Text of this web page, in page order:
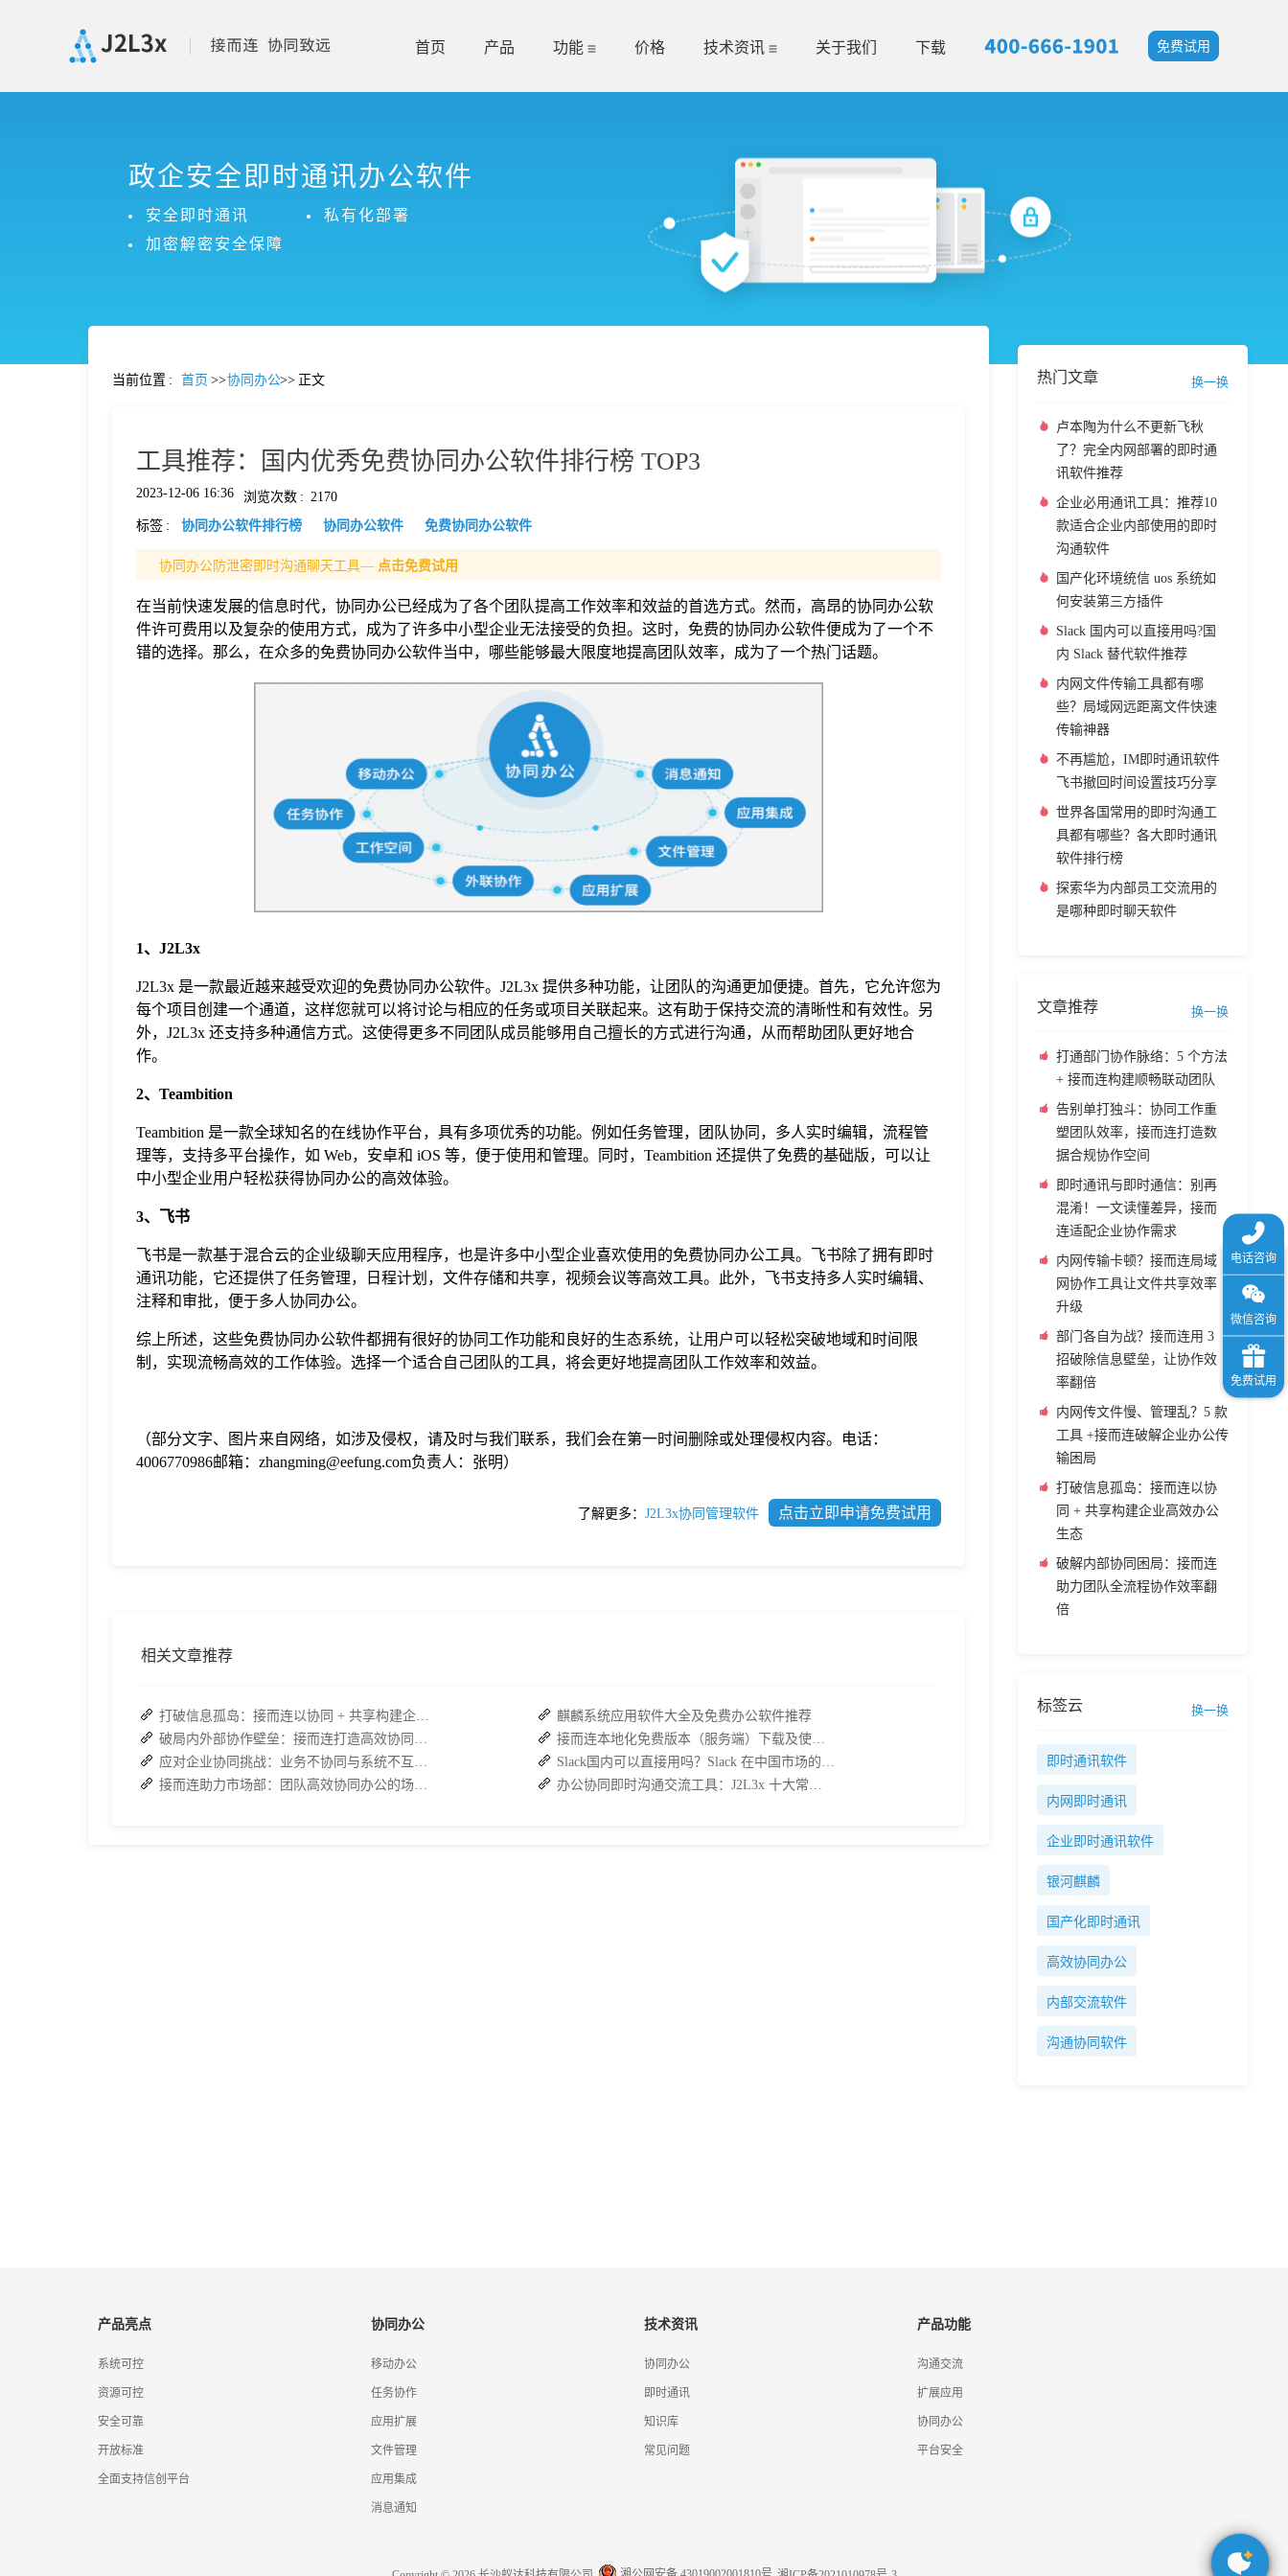
首页 产品 功能 价格 技术资讯 关于我们 下载 免费试用
政企安全即时通讯办公软件
安全即时通讯
私有化部署
加密解密安全保障
当前位置 : 首页 >>协同办公>> 正文
工具推荐：国内优秀免费协同办公软件排行榜 TOP3
2023-12-06 16:36 浏览次数 : 2170
标签 : 协同办公软件排行榜 协同办公软件 免费协同办公软件
协同办公防泄密即时沟通聊天工具— 点击免费试用
在当前快速发展的信息时代，协同办公已经成为了各个团队提高工作效率和效益的首选方式。然而，高昂的协同办公软
件许可费用以及复杂的使用方式，成为了许多中小型企业无法接受的负担。这时，免费的协同办公软件便成为了一个不
错的选择。那么，在众多的免费协同办公软件当中，哪些能够最大限度地提高团队效率，成为了一个热门话题。
1、J2L3x
J2L3x 是一款最近越来越受欢迎的免费协同办公软件。J2L3x 提供多种功能，让团队的沟通更加便捷。首先，它允许您为
每个项目创建一个通道，这样您就可以将讨论与相应的任务或项目关联起来。这有助于保持交流的清晰性和有效性。另
外，J2L3x 还支持多种通信方式。这使得更多不同团队成员能够用自己擅长的方式进行沟通，从而帮助团队更好地合
作。
2、Teambition
Teambition 是一款全球知名的在线协作平台，具有多项优秀的功能。例如任务管理，团队协同，多人实时编辑，流程管
理等，支持多平台操作，如 Web，安卓和 iOS 等，便于使用和管理。同时，Teambition 还提供了免费的基础版，可以让
中小型企业用户轻松获得协同办公的高效体验。
3、飞书
飞书是一款基于混合云的企业级聊天应用程序，也是许多中小型企业喜欢使用的免费协同办公工具。飞书除了拥有即时
通讯功能，它还提供了任务管理，日程计划，文件存储和共享，视频会议等高效工具。此外，飞书支持多人实时编辑、
注释和审批，便于多人协同办公。
综上所述，这些免费协同办公软件都拥有很好的协同工作功能和良好的生态系统，让用户可以轻松突破地域和时间限
制，实现流畅高效的工作体验。选择一个适合自己团队的工具，将会更好地提高团队工作效率和效益。
（部分文字、图片来自网络，如涉及侵权，请及时与我们联系，我们会在第一时间删除或处理侵权内容。电话：
4006770986邮箱：zhangming@eefung.com负责人：张明）
了解更多： J2L3x协同管理软件 点击立即申请免费试用
相关文章推荐
麒麟系统应用软件大全及免费办公软件推荐
热门文章 换一换
卢本陶为什么不更新飞秋
了？完全内网部署的即时通
讯软件推荐
企业必用通讯工具：推荐10
款适合企业内部使用的即时
沟通软件
国产化环境统信 uos 系统如
何安装第三方插件
Slack 国内可以直接用吗?国
内 Slack 替代软件推荐
内网文件传输工具都有哪
些？局域网远距离文件快速
传输神器
不再尴尬，IM即时通讯软件
飞书撤回时间设置技巧分享
世界各国常用的即时沟通工
具都有哪些？各大即时通讯
软件排行榜
探索华为内部员工交流用的
是哪种即时聊天软件
文章推荐 换一换
打通部门协作脉络：5 个方法
+ 接而连构建顺畅联动团队
告别单打独斗：协同工作重
塑团队效率，接而连打造数
据合规协作空间
即时通讯与即时通信：别再
混淆！一文读懂差异，接而
连适配企业协作需求
内网传输卡顿？接而连局域
网协作工具让文件共享效率
升级
部门各自为战？接而连用 3
招破除信息壁垒，让协作效
率翻倍
内网传文件慢、管理乱？5 款
工具 +接而连破解企业办公传
输困局
打破信息孤岛：接而连以协
同 + 共享构建企业高效办公
生态
破解内部协同困局：接而连
助力团队全流程协作效率翻
倍
标签云 换一换
即时通讯软件
内网即时通讯
企业即时通讯软件
银河麒麟
国产化即时通讯
高效协同办公
内部交流软件
沟通协同软件
产品亮点
系统可控
资源可控
安全可靠
开放标准
全面支持信创平台
协同办公
移动办公
任务协作
应用扩展
文件管理
应用集成
消息通知
技术资讯
协同办公
即时通讯
知识库
常见问题
产品功能
沟通交流
扩展应用
协同办公
平台安全